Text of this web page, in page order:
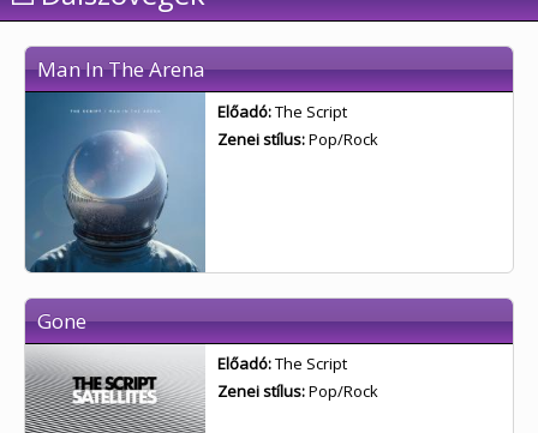
Man In The Arena
Előadó:The Script
Zenei stílus:Pop/Rock
Gone
Előadó:The Script
Zenei stílus:Pop/Rock